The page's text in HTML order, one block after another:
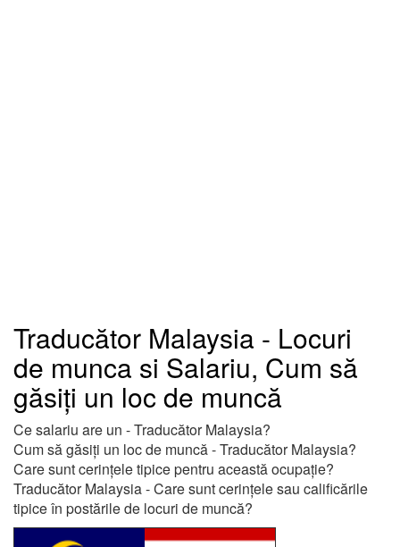
Traducător Malaysia - Locuri
de munca si Salariu, Cum să
găsiți un loc de muncă
Ce salariu are un - Traducător Malaysia?
Cum să găsiți un loc de muncă - Traducător Malaysia?
Care sunt cerințele tipice pentru această ocupație?
Traducător Malaysia - Care sunt cerințele sau calificările
tipice în postările de locuri de muncă?